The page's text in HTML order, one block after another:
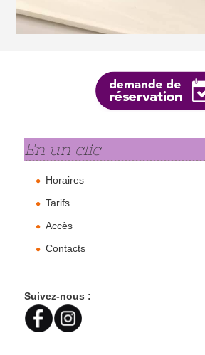
En un clic
Horaires
Tarifs
Accès
Contacts
Suivez-nous :